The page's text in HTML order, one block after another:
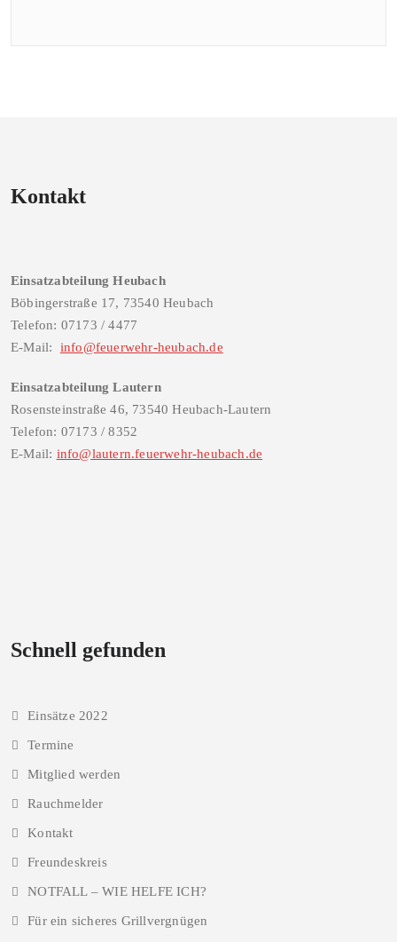
Kontakt
Einsatzabteilung Heubach
Böbingerstraße 17, 73540 Heubach
Telefon: 07173 / 4477
E-Mail: info@feuerwehr-heubach.de
Einsatzabteilung Lautern
Rosensteinstraße 46, 73540 Heubach-Lautern
Telefon: 07173 / 8352
E-Mail: info@lautern.feuerwehr-heubach.de
Schnell gefunden
Einsätze 2022
Termine
Mitglied werden
Rauchmelder
Kontakt
Freundeskreis
NOTFALL – WIE HELFE ICH?
Für ein sicheres Grillvergnügen